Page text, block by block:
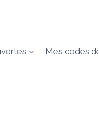
Mes codes